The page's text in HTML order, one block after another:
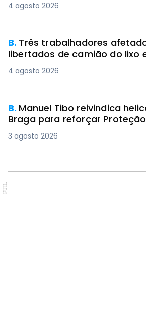
4 agosto 2026
B. Três trabalhadores
libertados de camião do lixo
4 agosto 2026
B. Manuel Tibo reivindica
Braga para reforçar
3 agosto 2026
PUB.